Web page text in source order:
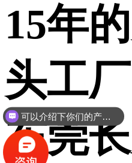
15年
头工
东莞
可以介绍下你们的产品么？
你们是怎么收费的呢？